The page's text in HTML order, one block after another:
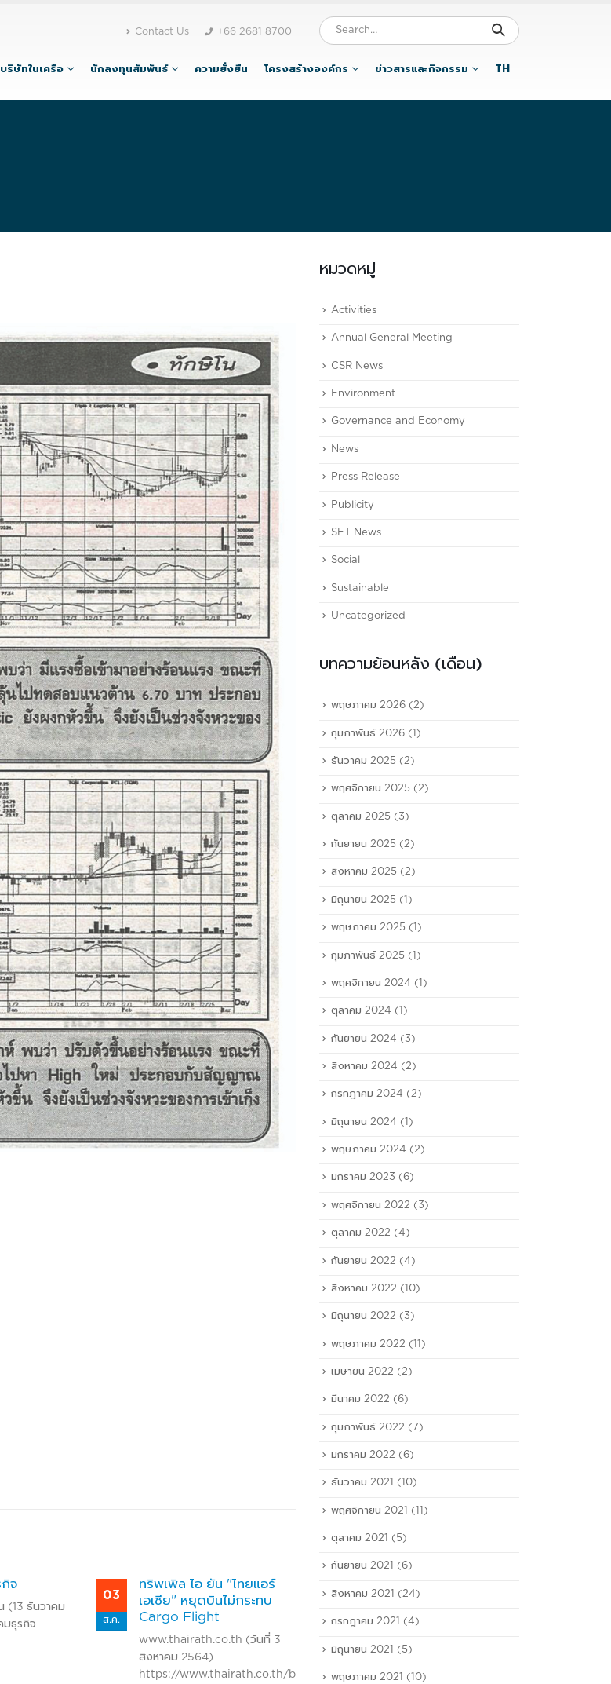
Contact Us +66 2681 8700
ริษัทในเครือ นักลงทุนสัมพันธ์ ความยั่งยืน โครงสร้างองค์กร ข่าวสารและกิจกรรม TH
ทยแอร์
ม่กระทบ
(วันที่ 3
business/investment/stockexchange/2155693
10
พ.ค.
III แจ้งผลงาน Q1 กำไรเหลือ
26 ล้านเหตุค่าเงินบาทแข็ง
หนังสือพิมพ์ข่าวหุ้น (10
พฤษภาคม 2561)
read more
10
ส.ค.
ทิพย์ ดาลาล ประธานเจ้าหน้าที่
คุณวิรัช น้อมนอบธรรม ประธาน
หมวดหมู่
Activities
Annual General Meeting
CSR News
Environment
Governance and Economy
News
Press Release
Publicity
SET News
Social
Sustainable
Uncategorized
บทความย้อนหลัง (เดือน)
พฤษภาคม 2026 (2)
กุมภาพันธ์ 2026 (1)
ธันวาคม 2025 (2)
พฤศจิกายน 2025 (2)
ตุลาคม 2025 (3)
กันยายน 2025 (2)
สิงหาคม 2025 (2)
มิถุนายน 2025 (1)
พฤษภาคม 2025 (1)
กุมภาพันธ์ 2025 (1)
พฤศจิกายน 2024 (1)
ตุลาคม 2024 (1)
กันยายน 2024 (3)
สิงหาคม 2024 (2)
กรกฎาคม 2024 (2)
มิถุนายน 2024 (1)
พฤษภาคม 2024 (2)
มกราคม 2023 (6)
พฤศจิกายน 2022 (3)
ตุลาคม 2022 (4)
กันยายน 2022 (4)
สิงหาคม 2022 (10)
มิถุนายน 2022 (3)
พฤษภาคม 2022 (11)
เมษายน 2022 (2)
มีนาคม 2022 (6)
กุมภาพันธ์ 2022 (7)
มกราคม 2022 (6)
ธันวาคม 2021 (10)
พฤศจิกายน 2021 (11)
ตุลาคม 2021 (5)
กันยายน 2021 (6)
สิงหาคม 2021 (24)
กรกฎาคม 2021 (4)
มิถุนายน 2021 (5)
พฤษภาคม 2021 (10)